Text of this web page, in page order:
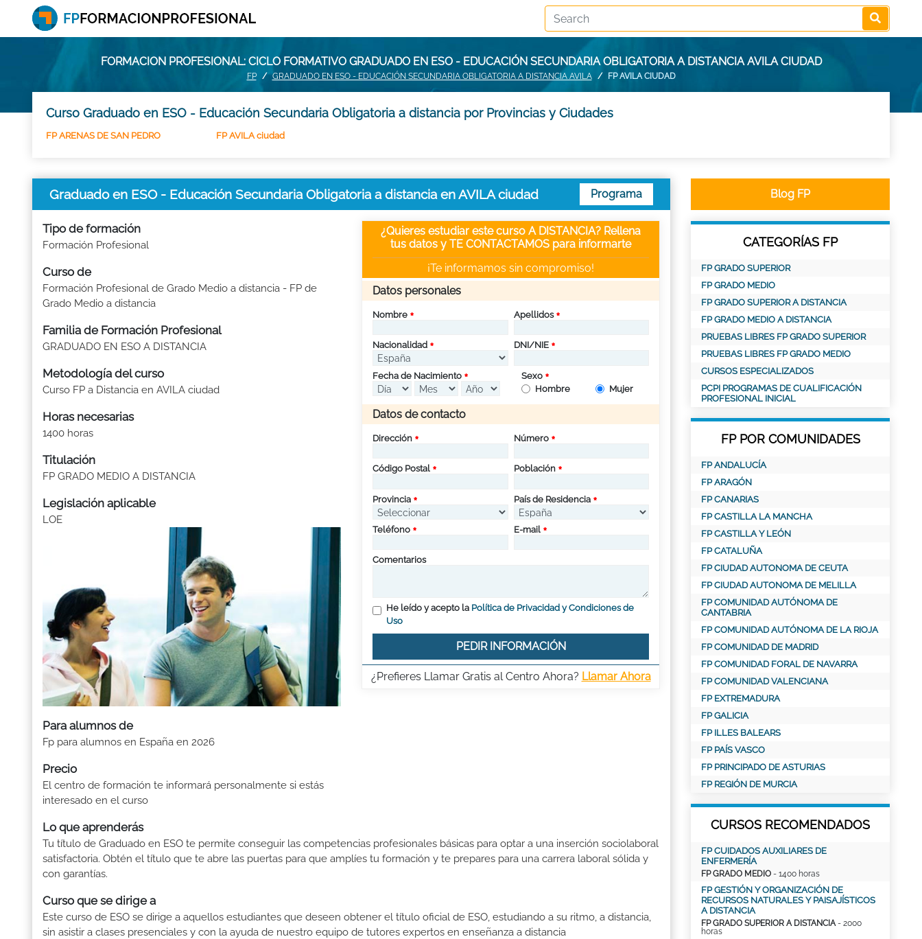
FORMACION PROFESIONAL: CICLO FORMATIVO GRADUADO EN ESO - EDUCACIÓN SECUNDARIA OBLIGATORIA A DISTANCIA AVILA CIUDAD
FP GRADUADO EN ESO - EDUCACIÓN SECUNDARIA OBLIGATORIA A DISTANCIA AVILA FP AVILA CIUDAD
Curso Graduado en ESO - Educación Secundaria Obligatoria a distancia por Provincias y Ciudades
FP ARENAS DE SAN PEDRO FP AVILA ciudad
Graduado en ESO - Educación Secundaria Obligatoria a distancia en AVILA ciudad Programa
Tipo de formación
Formación Profesional
Curso de
Formación Profesional de Grado Medio a distancia - FP de
Grado Medio a distancia
Familia de Formación Profesional
GRADUADO EN ESO A DISTANCIA
Metodología del curso
Curso FP a Distancia en AVILA ciudad
Horas necesarias
1400 horas
Titulación
FP GRADO MEDIO A DISTANCIA
Legislación aplicable
LOE
Para alumnos de
Fp para alumnos en España en 2026
Precio
El centro de formación te informará personalmente si estás
interesado en el curso
¿Quieres estudiar este curso A DISTANCIA? Rellena
tus datos y TE CONTACTAMOS para informarte
¡Te informamos sin compromiso!
Datos personales
Nombre Apellidos
Nacionalidad DNI/NIE
Fecha de Nacimiento
Sexo
Hombre
Mujer
Datos de contacto
Dirección Número
Código Postal Población
Provincia País de Residencia
Teléfono E-mail
Comentarios
He leído y acepto la Política de Privacidad y Condiciones de
Uso
PEDIR INFORMACIÓN
¿Prefieres Llamar Gratis al Centro Ahora? Llamar Ahora
Lo que aprenderás
Tu título de Graduado en ESO te permite conseguir las competencias profesionales básicas para optar a una inserción sociolaboral
satisfactoria. Obtén el título que te abre las puertas para que amplíes tu formación y te prepares para una carrera laboral sólida y
con garantías.
Curso que se dirige a
Este curso de ESO se dirige a aquellos estudiantes que deseen obtener el título oficial de ESO, estudiando a su ritmo, a distancia,
sin asistir a clases presenciales y con la ayuda de nuestro equipo de tutores expertos en enseñanza a distancia
Blog FP
CATEGORÍAS FP
FP GRADO SUPERIOR
FP GRADO MEDIO
FP GRADO SUPERIOR A DISTANCIA
FP GRADO MEDIO A DISTANCIA
PRUEBAS LIBRES FP GRADO SUPERIOR
PRUEBAS LIBRES FP GRADO MEDIO
CURSOS ESPECIALIZADOS
PCPI PROGRAMAS DE CUALIFICACIÓN
PROFESIONAL INICIAL
FP POR COMUNIDADES
FP ANDALUCÍA
FP ARAGÓN
FP CANARIAS
FP CASTILLA LA MANCHA
FP CASTILLA Y LEÓN
FP CATALUÑA
FP CIUDAD AUTONOMA DE CEUTA
FP CIUDAD AUTONOMA DE MELILLA
FP COMUNIDAD AUTÓNOMA DE
CANTABRIA
FP COMUNIDAD AUTÓNOMA DE LA RIOJA
FP COMUNIDAD DE MADRID
FP COMUNIDAD FORAL DE NAVARRA
FP COMUNIDAD VALENCIANA
FP EXTREMADURA
FP GALICIA
FP ILLES BALEARS
FP PAÍS VASCO
FP PRINCIPADO DE ASTURIAS
FP REGIÓN DE MURCIA
CURSOS RECOMENDADOS
FP CUIDADOS AUXILIARES DE
ENFERMERÍA
FP GRADO MEDIO - 1400 horas
FP GESTIÓN Y ORGANIZACIÓN DE
RECURSOS NATURALES Y PAISAJÍSTICOS
A DISTANCIA
FP GRADO SUPERIOR A DISTANCIA- 2000
horas